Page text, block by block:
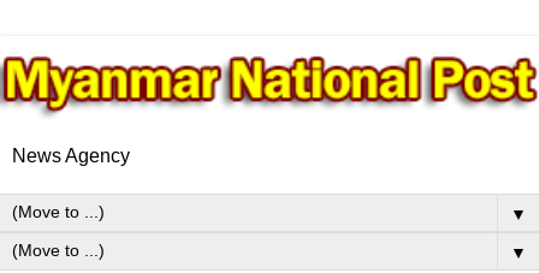
News Agency
▼
▼